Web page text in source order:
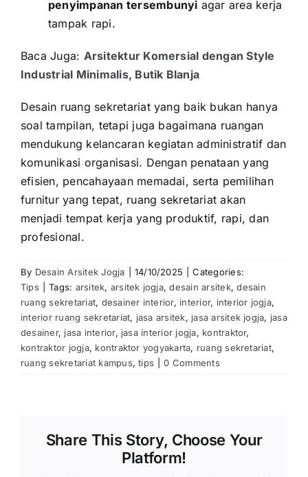
penyimpanan tersembunyi agar area kerja
tampak rapi.
Baca Juga: Arsitektur Komersial dengan Style
Industrial Minimalis, Butik Blanja
Desain ruang sekretariat yang baik bukan hanya
soal tampilan, tetapi juga bagaimana ruangan
mendukung kelancaran kegiatan administratif dan
komunikasi organisasi. Dengan penataan yang
efisien, pencahayaan memadai, serta pemilihan
furnitur yang tepat, ruang sekretariat akan
menjadi tempat kerja yang produktif, rapi, dan
profesional.
By Desain Arsitek Jogja 14/10/2025
Categories:
Tips
Tags: arsitek, arsitek jogja,desain arsitek,desain
ruang sekretariat, desainer interior, interior, interior jogja,
interior ruang sekretariat, jasa arsitek, jasa arsitek jogja, jasa
desainer, jasa interior, jasa interior jogja, kontraktor,
kontraktor jogja, kontraktor yogyakarta, ruang sekretariat,
ruang sekretariat kampus,tips 0 Comments
Share This Story, Choose Your
Platform!